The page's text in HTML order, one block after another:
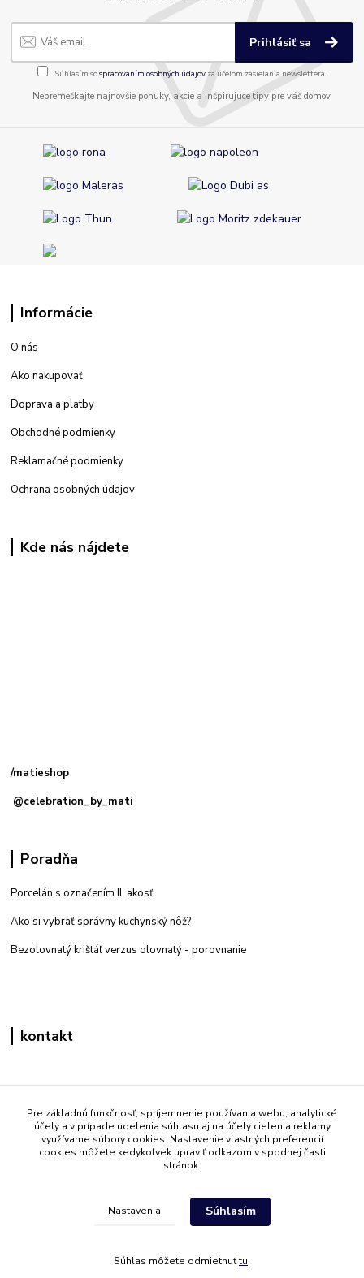
Prihlásiť sa
Súhlasím sospracovaním osobných údajov za účelom zasielania newslettera.
Nepremeškajte najnovšie ponuky, akcie a inšpirujúce tipy pre váš domov.
Informácie
O nás
Ako nakupovať
Doprava a platby
Obchodné podmienky
Reklamačné podmienky
Ochrana osobných údajov
Kde nás nájdete
/matieshop
@celebration_by_mati
Poradňa
Porcelán s označením II. akosť
Ako si vybrať správny kuchynský nôž?
Bezolovnatý krištáľ verzus olovnatý - porovnanie
kontakt
+421 908 861 051
(Po - Pia 7:30-15:30)
info@mati.sk
Pre základnú funkčnosť, spríjemnenie používania webu, analytické
účely a v prípade udelenia súhlasu aj na účely cielenia reklamy
využívame súbory cookies. Nastavenie vlastných preferencií
cookies môžete kedykoľvek upraviť odkazom v spodnej časti
stránok.
Nastavenia Súhlasím
Súhlas môžete odmietnuťtu.